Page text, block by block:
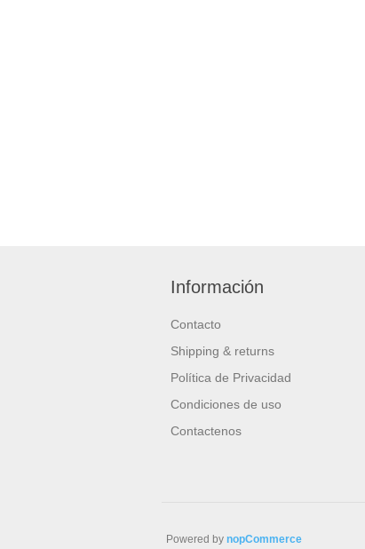
Información
Contacto
Shipping & returns
Política de Privacidad
Condiciones de uso
Contactenos
Powered by nopCommerce